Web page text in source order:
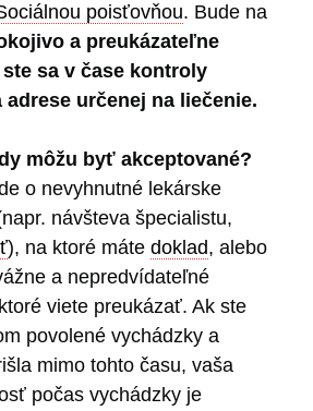
poisťovňou. Bude na
a preukázateľne
sa v čase kontroly
adrese určenej na liečenie.
môžu byť akceptované?
o nevyhnutné lekárske
návšteva špecialistu,
), na ktoré máte doklad, alebo
a nepredvídateľné
viete preukázať. Ak ste
povolené vychádzky a
mimo tohto času, vaša
počas vychádzky je